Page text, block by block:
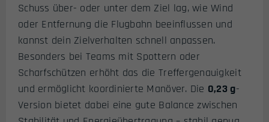
Schuss über- oder unter dem Ziel lag, wie Wind
oder Entfernung die Flugbahn beeinflussen und
kannst dein Zielverhalten schnell anpassen.
Besonders bei Teams mit Spottern oder
Scharfschützen erhöht das die Treffergenauigkeit
und ermöglicht koordinierte Manöver. Die 0,23 g-
Version bietet dabei eine gute Balance zwischen